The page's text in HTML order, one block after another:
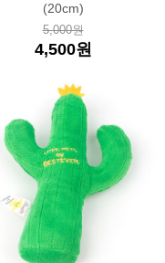
(20cm)
5,000원
4,500원